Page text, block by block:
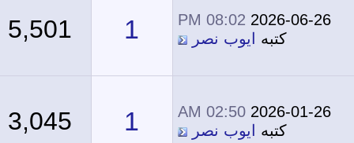
2026-06-26
08:02 PM
كتبهايوب نصر 1
5,501
2026-01-26
02:50 AM
كتبهايوب نصر 1
3,045